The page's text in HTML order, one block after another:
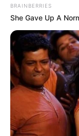
BRAINBERRIES
She Gave Up A